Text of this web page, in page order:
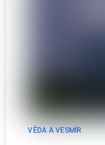
VĚDA A VESMÍR